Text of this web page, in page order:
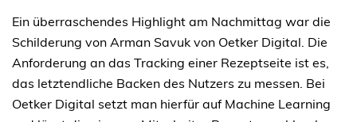
Ein überraschendes Highlight am Nachmittag war die
Schilderung von Arman Savuk von Oetker Digital. Die
Anforderung an das Tracking einer Rezeptseite ist es,
das letztendliche Backen des Nutzers zu messen. Bei
Oetker Digital setzt man hierfür auf Machine Learning